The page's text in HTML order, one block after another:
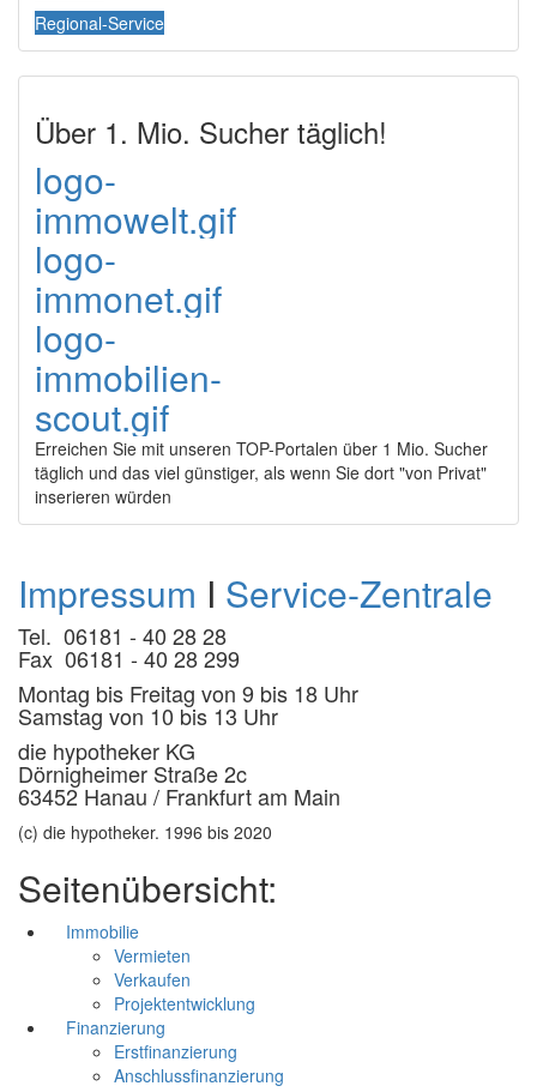
Regional-Service
Über 1. Mio. Sucher täglich!
logo-
immowelt.gif
logo-
immonet.gif
logo-
immobilien-
scout.gif
Erreichen Sie mit unseren TOP-Portalen über 1 Mio. Sucher
täglich und das viel günstiger, als wenn Sie dort "von Privat"
inserieren würden
Impressum I Service-Zentrale
Tel. 06181 - 40 28 28
Fax 06181 - 40 28 299
Montag bis Freitag von 9 bis 18 Uhr
Samstag von 10 bis 13 Uhr
die hypotheker KG
Dörnigheimer Straße 2c
63452 Hanau / Frankfurt am Main
(c) die hypotheker. 1996 bis 2020
Seitenübersicht:
Immobilie
Vermieten
Verkaufen
Projektentwicklung
Finanzierung
Erstfinanzierung
Anschlussfinanzierung